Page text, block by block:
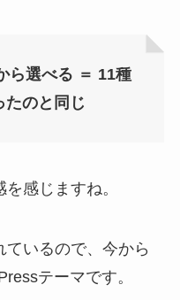
ら選べる ＝ 11種
たのと同じ
感じますね。
いるので、今から
テーマです。